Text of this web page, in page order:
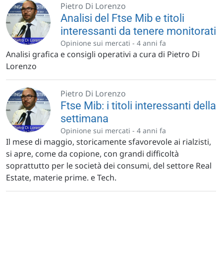
Pietro Di Lorenzo
Analisi del Ftse Mib e titoli
interessanti da tenere monitorati
Opinione sui mercati - 4 anni fa
Analisi grafica e consigli operativi a cura di Pietro Di
Lorenzo
Pietro Di Lorenzo
Ftse Mib: i titoli interessanti della
settimana
Opinione sui mercati - 4 anni fa
Il mese di maggio, storicamente sfavorevole ai rialzisti,
si apre, come da copione, con grandi difficoltà
soprattutto per le società dei consumi, del settore Real
Estate, materie prime. e Tech.